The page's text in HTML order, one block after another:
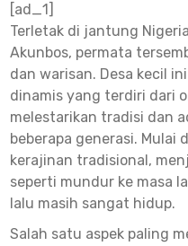
[ad_1]
Terletak di jantung
Akunbos, permata
dan warisan. Desa kecil
dinamis yang terdiri dari
melestarikan tradisi dan
beberapa generasi. Mulai
kerajinan tradisional,
seperti mundur ke masa
lalu masih sangat hidup.
Salah satu aspek paling